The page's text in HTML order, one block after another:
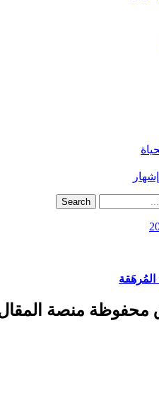
Search
المُرهَقة
منصة المقال